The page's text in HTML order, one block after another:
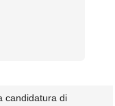
candidatura di